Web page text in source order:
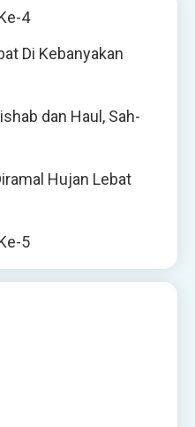
4
Di Kebanyakan
dan Haul, Sah-
Hujan Lebat
5